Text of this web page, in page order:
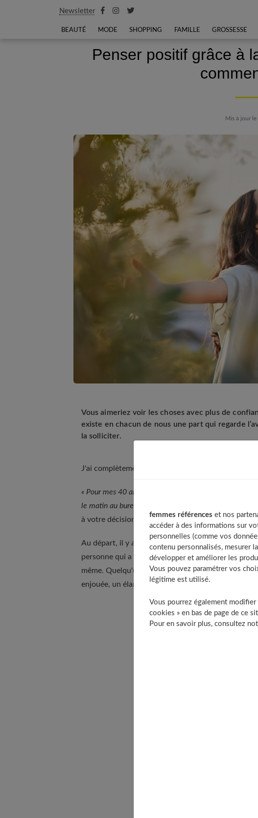
Newsletter
BEAUTÉ MODE SHOPPING FAMILLE GROSSESSE
Penser positif grâce à
Mis à jour
Vous aimeriez voir les choses avec plus de
existe en chacun de nous une part qui regarde
la solliciter.
J'ai complètement arrêté les anxiolytiques, que je
« Pour mes 40 ans, j'ai décidé de me débarrasser de
le matin au bureau avec la gorge nouée... »
à votre décision et persévérance de vouloir
Au départ, il y a toujours une difficulté, un mal-être
personne qui a repris confiance en elle, étonnée et
même. Quelqu'un qui envisage son futur avec un
enjouée, un élan nouveau. Sans rien de naïf, ni
Table of Contents
femmes références et nos
accéder à des informations sur
personnelles (comme vos
contenu personnalisés, mesurer
développer et améliorer les
Vous pouvez paramétrer vos
légitime est utilisé.
Vous pourrez également
cookies » en bas de page de ce
Pour en savoir plus, consultez